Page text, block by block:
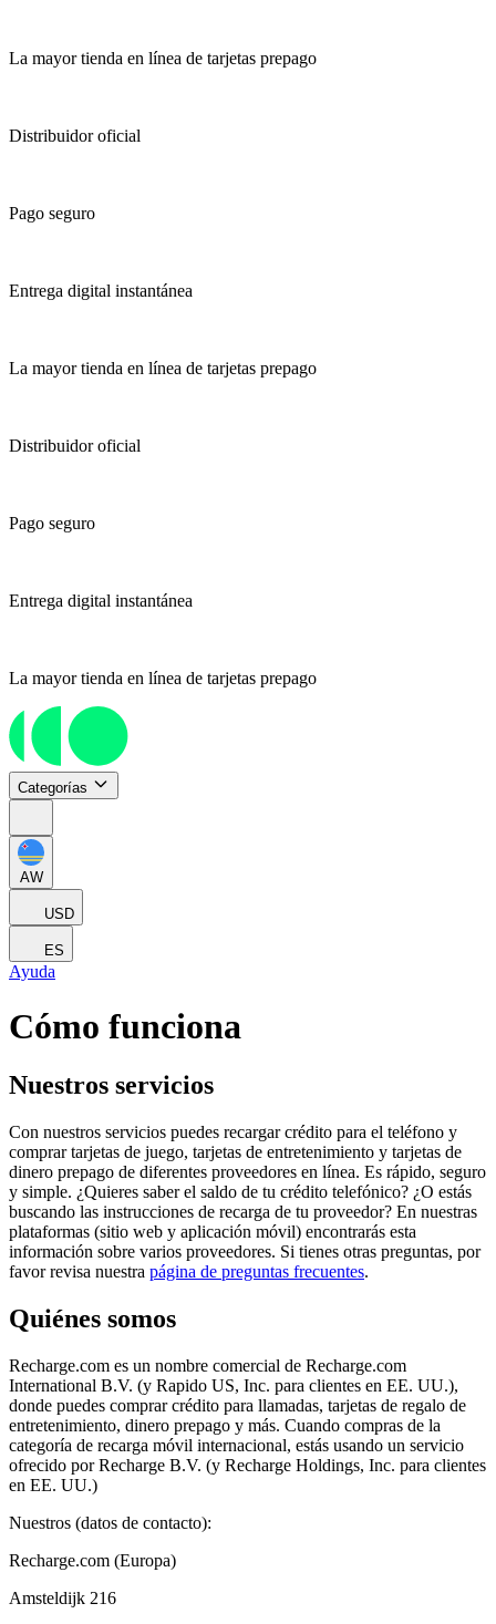
La mayor tienda en línea de tarjetas prepago
Distribuidor oficial
Pago seguro
Entrega digital instantánea
La mayor tienda en línea de tarjetas prepago
Distribuidor oficial
Pago seguro
Entrega digital instantánea
La mayor tienda en línea de tarjetas prepago
Categorías
AW
USD
ES
Ayuda
Cómo funciona
Nuestros servicios
Con nuestros servicios puedes recargar crédito para el teléfono y
comprar tarjetas de juego, tarjetas de entretenimiento y tarjetas de
dinero prepago de diferentes proveedores en línea. Es rápido, seguro
y simple. ¿Quieres saber el saldo de tu crédito telefónico? ¿O estás
buscando las instrucciones de recarga de tu proveedor? En nuestras
plataformas (sitio web y aplicación móvil) encontrarás esta
información sobre varios proveedores. Si tienes otras preguntas, por
favor revisa nuestra página de preguntas frecuentes.
Quiénes somos
Recharge.com es un nombre comercial de Recharge.com
International B.V. (y Rapido US, Inc. para clientes en EE. UU.),
donde puedes comprar crédito para llamadas, tarjetas de regalo de
entretenimiento, dinero prepago y más. Cuando compras de la
categoría de recarga móvil internacional, estás usando un servicio
ofrecido por Recharge B.V. (y Recharge Holdings, Inc. para clientes
en EE. UU.)
Nuestros (datos de contacto):
Recharge.com (Europa)
Amsteldijk 216